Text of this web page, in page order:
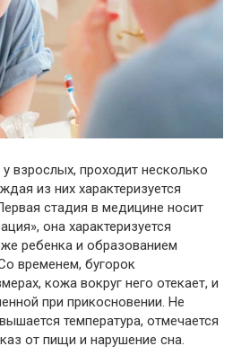
взрослых, проходит несколько
из них характеризуется
стадия в медицине носит
она характеризуется
ребенка и образованием
временем, бугорок
кожа вокруг него отекает, и
при прикосновении. Не
температура, отмечается
от пищи и нарушение сна.